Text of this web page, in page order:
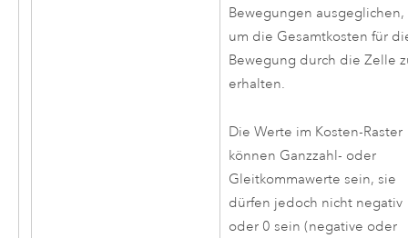
Bewegungen ausgeglichen,
um die Gesamtkosten für
Bewegung durch die Zelle
erhalten.
Die Werte im Kosten-Raster
können Ganzzahl- oder
Gleitkommawerte sein, sie
dürfen jedoch nicht negativ
oder 0 sein (negative oder